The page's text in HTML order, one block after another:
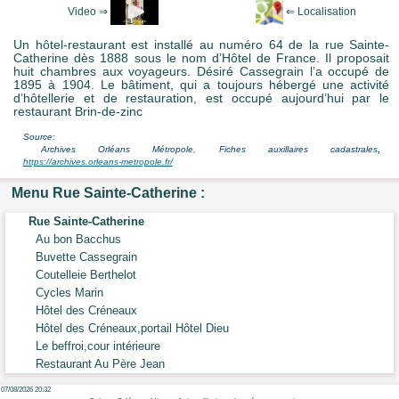
Un hôtel-restaurant est installé au numéro 64 de la rue Sainte-
Catherine dès 1888 sous le nom d’Hôtel de France. Il proposait
huit chambres aux voyageurs. Désiré Cassegrain l’a occupé de
1895 à 1904. Le bâtiment, qui a toujours hébergé une activité
d’hôtellerie et de restauration, est occupé aujourd’hui par le
restaurant Brin-de-zinc
Source:
Archives Orléans Métropole, Fiches auxillaires cadastrales,
https://archives.orleans-metropole.fr/
Menu Rue Sainte-Catherine :
Rue Sainte-Catherine
Au bon Bacchus
Buvette Cassegrain
Coutelleie Berthelot
Cycles Marin
Hôtel des Créneaux
Hôtel des Créneaux,portail Hôtel Dieu
Le beffroi,cour intérieure
Restaurant Au Père Jean
07/08/2026 20:32